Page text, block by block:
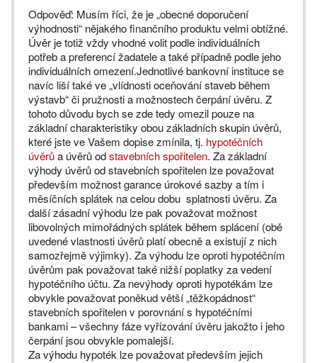
Odpověď: Musím říci, že je „obecné doporučení
výhodnosti“ nějakého finančního produktu velmi obtížné.
Úvěr je totiž vždy vhodné volit podle individuálních
potřeb a preferencí žadatele a také případně podle jeho
individuálních omezení.Jednotlivé bankovní instituce se
navíc liší také ve „vlídnosti oceňování staveb během
výstavb“ či pružnosti a možnostech čerpání úvěru. Z
tohoto důvodu bych se zde tedy omezil pouze na
základní charakteristiky obou základních skupin úvěrů,
které jste ve Vašem dopise zmínila, tj. hypotéčních
úvěrůa úvěrů odstavebních spořitelen. Za základní
výhody úvěrů od stavebních spořitelen lze považovat
především možnost garance úrokové sazby a tím i
měsíčních splátek na celou dobu splatnosti úvěru. Za
další zásadní výhodu lze pak považovat možnost
libovolných mimořádných splátek během splácení (obě
uvedené vlastnosti úvěrů platí obecně a existují z nich
samozřejmě výjimky). Za výhodu lze oproti hypotéčním
úvěrům pak považovat také nižší poplatky za vedení
hypotéčního účtu. Za nevýhody oproti hypotékám lze
obvykle považovat poněkud větší „těžkopádnost“
stavebních spořitelen v porovnání s hypotéčními
bankami – všechny fáze vyřizování úvěru jakožto i jeho
čerpání jsou obvykle pomalejší.
Za výhodu hypoték lze považovat především jejich